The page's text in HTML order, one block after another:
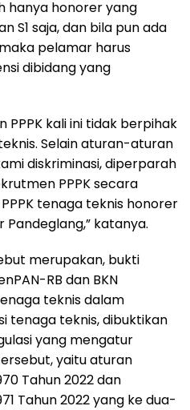
hanya honorer yang
S1 saja, dan bila pun ada
pelamar harus
dibidang yang
PPPK kali ini tidak berpihak
Selain aturan-aturan
diskriminasi, diperparah
PPPK secara
tenaga teknis honorer
katanya.
merupakan, bukti
RB dan BKN
teknis dalam
tenaga teknis, dibuktikan
yang mengatur
yaitu aturan
Tahun 2022 dan
Tahun 2022 yang ke dua-